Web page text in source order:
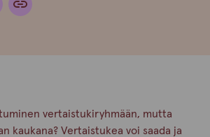
vertaistukiryhmään, mutta
kaukana? Vertaistukea voi saada ja